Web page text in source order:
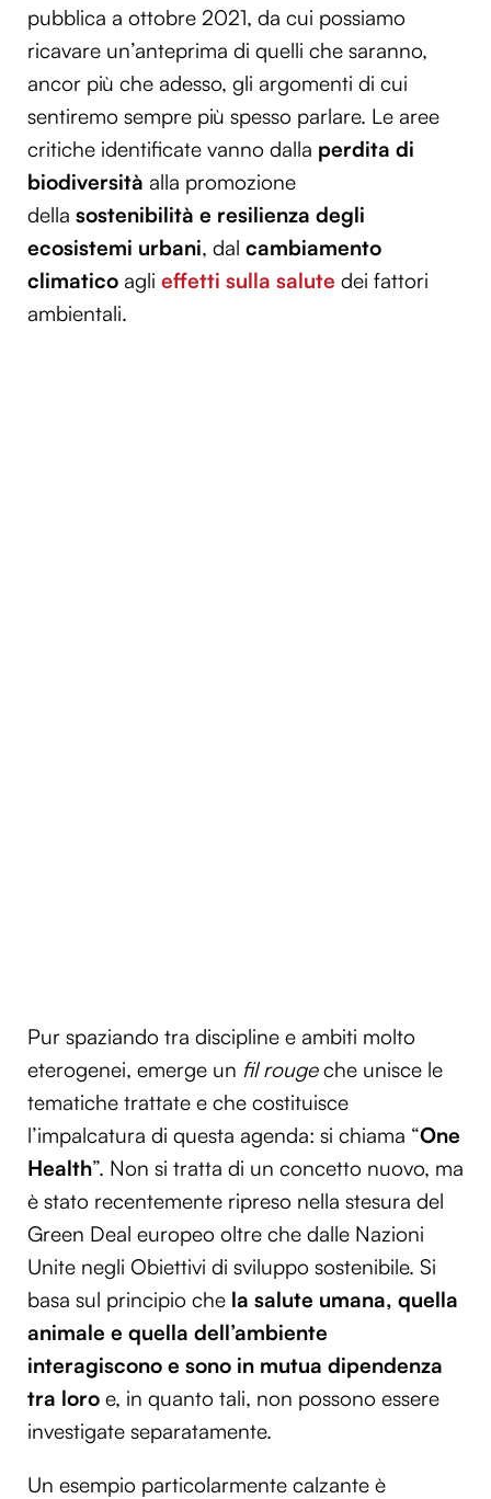
pubblica a ottobre 2021, da cui possiamo
ricavare un’anteprima di quelli che saranno,
ancor più che adesso, gli argomenti di cui
sentiremo sempre più spesso parlare. Le aree
critiche identificate vanno dalla perdita di
biodiversità alla promozione
della sostenibilità e resilienza degli
ecosistemi urbani, dal cambiamento
climatico agli effetti sulla salute dei fattori
ambientali.
Pur spaziando tra discipline e ambiti molto
eterogenei, emerge un fil rougeche unisce le
tematiche trattate e che costituisce
l’impalcatura di questa agenda: si chiama “One
Health”. Non si tratta di un concetto nuovo, ma
è stato recentemente ripreso nella stesura del
Green Deal europeo oltre che dalle Nazioni
Unite negli Obiettivi di sviluppo sostenibile. Si
basa sul principio che la salute umana, quella
animale e quella dell’ambiente
interagiscono e sono in mutua dipendenza
tra loro e, in quanto tali, non possono essere
investigate separatamente.
Un esempio particolarmente calzante è